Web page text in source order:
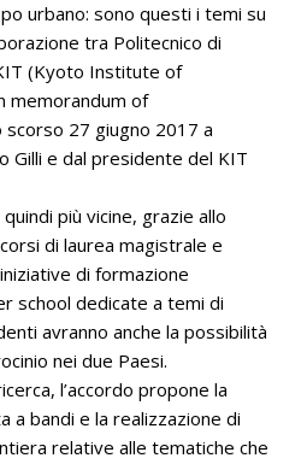
urbano: sono questi i temi su
tra Politecnico di
(Kyoto Institute of
memorandum of
27 giugno 2017 a
Gilli e dal presidente del KIT
più vicine, grazie allo
di laurea magistrale e
di formazione
school dedicate a temi di
avranno anche la possibilità
nei due Paesi.
l’accordo propone la
a bandi e la realizzazione di
relative alle tematiche che